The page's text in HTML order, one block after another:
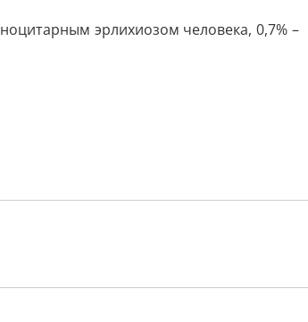
эрлихиозом человека, 0,7% –